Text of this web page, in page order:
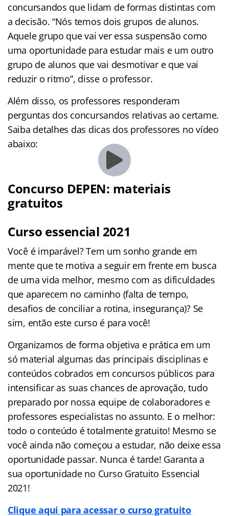
concursandos que lidam de formas distintas com
a decisão. “Nós temos dois grupos de alunos.
Aquele grupo que vai ver essa suspensão como
uma oportunidade para estudar mais e um outro
grupo de alunos que vai desmotivar e que vai
reduzir o ritmo”, disse o professor.
Além disso, os professores responderam
perguntas dos concursandos relativas ao certame.
Saiba detalhes das dicas dos professores no vídeo
abaixo:
Concurso DEPEN: materiais
gratuitos
Curso essencial 2021
Você é imparável? Tem um sonho grande em
mente que te motiva a seguir em frente em busca
de uma vida melhor, mesmo com as dificuldades
que aparecem no caminho (falta de tempo,
desafios de conciliar a rotina, insegurança)? Se
sim, então este curso é para você!
Organizamos de forma objetiva e prática em um
só material algumas das principais disciplinas e
conteúdos cobrados em concursos públicos para
intensificar as suas chances de aprovação, tudo
preparado por nossa equipe de colaboradores e
professores especialistas no assunto. E o melhor:
todo o conteúdo é totalmente gratuito! Mesmo se
você ainda não começou a estudar, não deixe essa
oportunidade passar. Nunca é tarde! Garanta a
sua oportunidade no Curso Gratuito Essencial
2021!
Clique aqui para acessar o curso gratuito